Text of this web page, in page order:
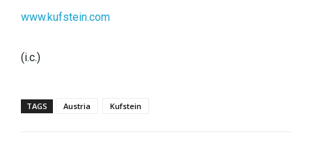
www.kufstein.com
(i.c.)
TAGS Austria Kufstein